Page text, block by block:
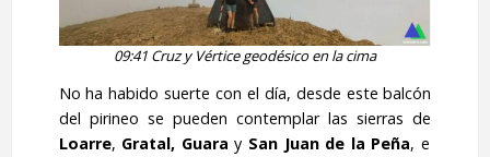
09:41 Cruz y Vértice geodésico en la cima
No ha habido suerte con el día, desde este balcón
del pirineo se pueden contemplar las sierras de
Loarre, Gratal, Guara y San Juan de la Peña, e